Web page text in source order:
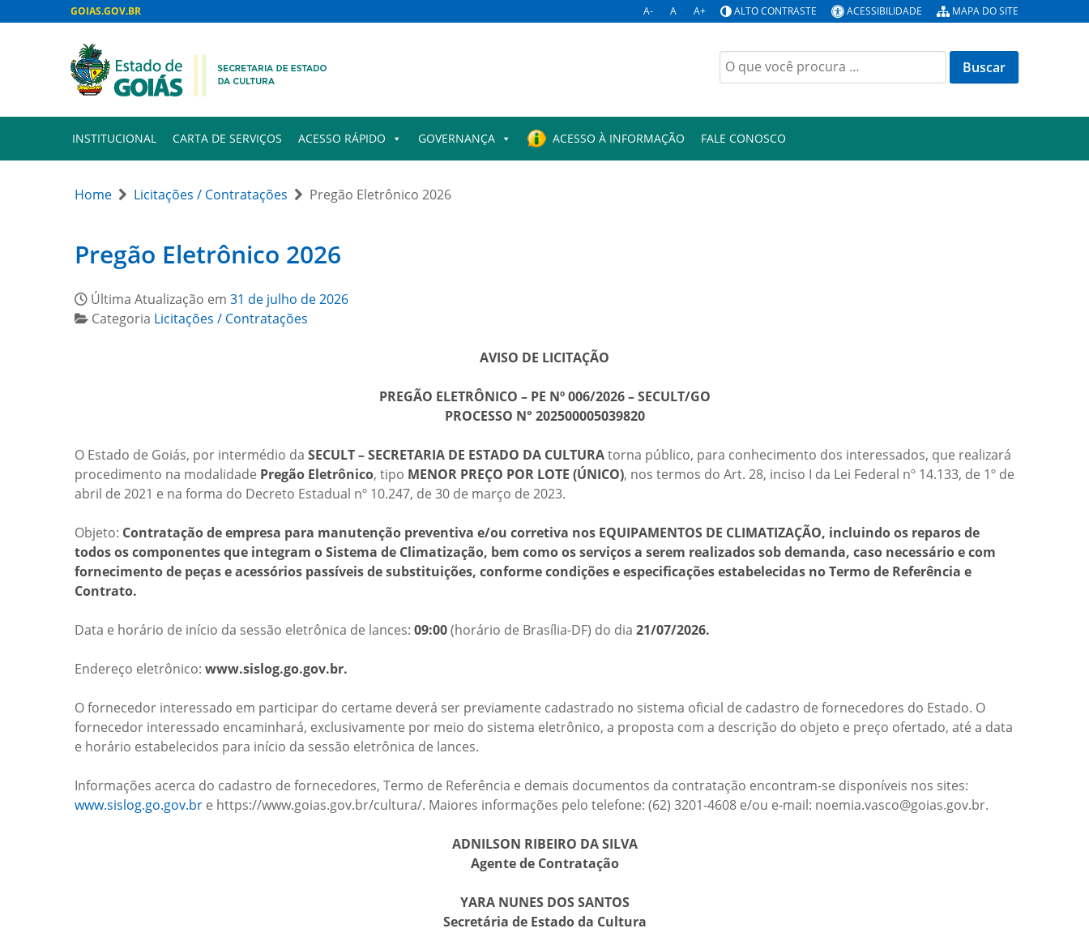
GOIAS.GOV.BR A- A A+ ALTO CONTRASTE ACESSIBILIDADE MAPA DO SITE
Buscar
por:
INSTITUCIONAL CARTA DE SERVIÇOS ACESSO RÁPIDO GOVERNANÇA ACESSO À INFORMAÇÃO FALE CONOSCO
Home Licitações / Contratações Pregão Eletrônico 2026
Pregão Eletrônico 2026
Última Atualização em 31 de julho de 2026
Categoria Licitações / Contratações
AVISO DE LICITAÇÃO
PREGÃO ELETRÔNICO – PE Nº 006/2026 – SECULT/GO
PROCESSO N° 202500005039820
O Estado de Goiás, por intermédio da SECULT – SECRETARIA DE ESTADO DA CULTURAtorna público, para conhecimento dos interessados, que realizará
procedimento na modalidade Pregão Eletrônico, tipo MENOR PREÇO POR LOTE (ÚNICO), nos termos do Art. 28, inciso I da Lei Federal nº 14.133, de 1º de
abril de 2021 e na forma do Decreto Estadual nº 10.247, de 30 de março de 2023.
Objeto: Contratação de empresa para manutenção preventiva e/ou corretiva nos EQUIPAMENTOS DE CLIMATIZAÇÃO, incluindo os reparos de
todos os componentes que integram o Sistema de Climatização, bem como os serviços a serem realizados sob demanda, caso necessário e com
fornecimento de peças e acessórios passíveis de substituições, conforme condições e especificações estabelecidas no Termo de Referência e
Contrato.
Data e horário de início da sessão eletrônica de lances: 09:00(horário de Brasília-DF) do dia 21/07/2026.
Endereço eletrônico: www.sislog.go.gov.br.
O fornecedor interessado em participar do certame deverá ser previamente cadastrado no sistema oficial de cadastro de fornecedores do Estado. O
fornecedor interessado encaminhará, exclusivamente por meio do sistema eletrônico, a proposta com a descrição do objeto e preço ofertado, até a data
e horário estabelecidos para início da sessão eletrônica de lances.
Informações acerca do cadastro de fornecedores, Termo de Referência e demais documentos da contratação encontram-se disponíveis nos sites:
www.sislog.go.gov.br e https://www.goias.gov.br/cultura/. Maiores informações pelo telefone: (62) 3201-4608 e/ou e-mail: noemia.vasco@goias.gov.br.
ADNILSON RIBEIRO DA SILVA
Agente de Contratação
YARA NUNES DOS SANTOS
Secretária de Estado da Cultura